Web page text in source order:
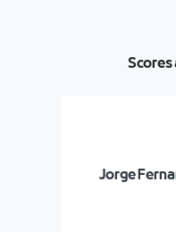
Scores
Jorge